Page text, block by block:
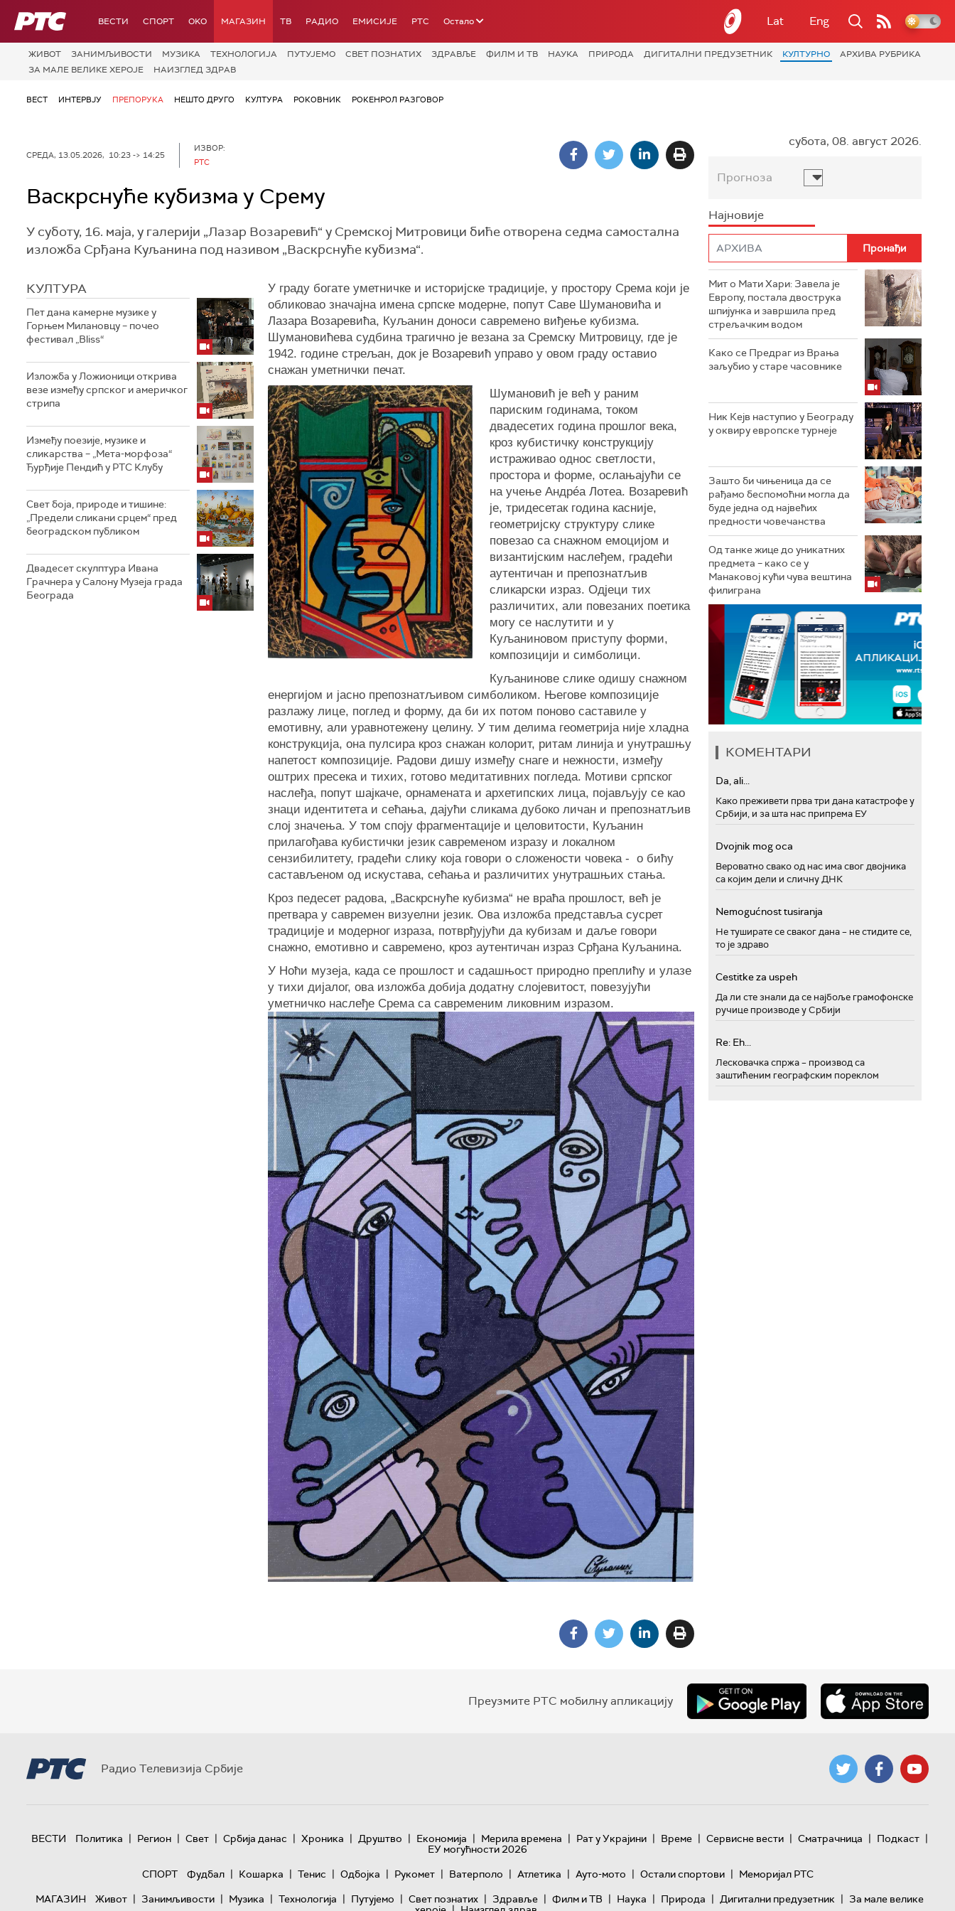
РТС ВЕСТИ СПОРТ OKO МАГАЗИН ТВ РАДИО ЕМИСИЈЕ РТС Остало Lat Eng
ЖИВОТ ЗАНИМЉИВОСТИ МУЗИКА ТЕХНОЛОГИЈA ПУТУЈЕМО СВЕТ ПОЗНАТИХ ЗДРАВЉЕ ФИЛМ И ТВ НАУКА ПРИРОДА ДИГИТАЛНИ ПРЕДУЗЕТНИК КУЛТУРНО
АРХИВА РУБРИКА
ЗА МАЛЕ ВЕЛИКЕ ХЕРОЈЕ
НАИЗГЛЕД ЗДРАВ
ВЕСТ ИНТЕРВЈУ ПРЕПОРУКА НЕШТО ДРУГО КУЛТУРА РОКОВНИК РОКЕНРОЛ РАЗГОВОР
СРЕДА, 13.05.2026, 10:23 -> 14:25
ИЗВОР:
РТС
Васкрснуће кубизма у Срему
У суботу, 16. маја, у галерији „Лазар Возаревић“ у Сремској Митровици биће отворена седма самостална
изложба Срђана Куљанина под називом „Васкрснуће кубизма“.
КУЛТУРА
Пет дана камерне музике у
Горњем Милановцу – почео
фестивал „Bliss“
Изложба у Ложионици открива
везе између српског и америчког
стрипа
Између поезије, музике и
сликарства – „Мета-морфоза“
Ђурђије Пендић у РТС Клубу
Свет боја, природе и тишине:
„Предели сликани срцем“ пред
београдском публиком
Двадесет скулптура Ивана
Грачнера у Салону Музеја града
Београда
У граду богате уметничке и историјске традиције, у простору Срема који је
обликовао значајна имена српске модерне, попут Саве Шумановића и
Лазара Возаревића, Куљанин доноси савремено виђење кубизма.
Шумановићева судбина трагично је везана за Сремску Митровицу, где је
1942. године стрељан, док је Возаревић управо у овом граду оставио
снажан уметнички печат.
Шумановић је већ у раним
париским годинама, током
двадесетих година прошлог века,
кроз кубистичку конструкцију
истраживао однос светлости,
простора и форме, ослањајући се
на учење Андрéа Лотеа. Возаревић
је, тридесетак година касније,
геометријску структуру слике
повезао са снажном емоцијом и
византијским наслеђем, градећи
аутентичан и препознатљив
сликарски израз. Одјеци тих
различитих, али повезаних поетика
могу се наслутити и у
Куљаниновом приступу форми,
композицији и симболици.
Куљанинове слике одишу снажном
енергијом и јасно препознатљивом симболиком. Његове композиције
разлажу лице, поглед и форму, да би их потом поново саставиле у
емотивну, али уравнотежену целину. У тим делима геометрија није хладна
конструкција, она пулсира кроз снажан колорит, ритам линија и унутрашњу
напетост композиције. Радови дишу између снаге и нежности, између
оштрих пресека и тихих, готово медитативних погледа. Мотиви српског
наслеђа, попут шајкаче, орнамената и архетипских лица, појављују се као
знаци идентитета и сећања, дајући сликама дубоко личан и препознатљив
слој значења. У том споју фрагментације и целовитости, Куљанин
прилагођава кубистички језик савременом изразу и локалном
сензибилитету, градећи слику која говори о сложености човека - о бићу
састављеном од искустава, сећања и различитих унутрашњих стања.
Кроз педесет радова, „Васкрснуће кубизма“ не враћа прошлост, већ је
претвара у савремен визуелни језик. Ова изложба представља сусрет
традиције и модерног израза, потврђујући да кубизам и даље говори
снажно, емотивно и савремено, кроз аутентичан израз Срђана Куљанина.
У Ноћи музеја, када се прошлост и садашњост природно преплићу и улазе
у тихи дијалог, ова изложба добија додатну слојевитост, повезујући
уметничко наслеђе Срема са савременим ликовним изразом.
субота, 08. август 2026.
Прогноза
Најновије
Мит о Мати Хари: Завела је
Европу, постала двострука
шпијунка и завршила пред
стрељачким водом
Како се Предраг из Врања
заљубио у старе часовнике
Ник Кејв наступио у Београду
у оквиру европске турнеје
Зашто би чињеница да се
рађамо беспомоћни могла да
буде једна од највећих
предности човечанства
Од танке жице до уникатних
предмета – како се у
Манаковој кући чува вештина
филиграна
КОМЕНТАРИ
Da, ali...
Како преживети прва три дана катастрофе у
Србији, и за шта нас припрема ЕУ
Dvojnik mog oca
Вероватно свако од нас има свог двојника
са којим дели и сличну ДНК
Nemogućnost tusiranja
Не туширате се сваког дана – не стидите се,
то је здраво
Cestitke za uspeh
Да ли сте знали да се најбоље грамофонске
ручице производе у Србији
Re: Eh...
Лесковачка спржа – производ са
заштићеним географским пореклом
Преузмите РТС мобилну апликацију
Радио Телевизија Србије
ВЕСТИ Политика | Регион | Свет | Србија данас | Хроника | Друштво | Економија | Мерила времена | Рат у Украјини | Време | Сервисне вести | Сматрачница | Подкаст |
ЕУ могућности 2026
СПОРТ
Фудбал | Кошарка | Тенис | Одбојка | Рукомет | Ватерполо | Атлетика | Ауто-мото | Остали спортови | Меморијал РТС
МАГАЗИН
Живот | Занимљивости | Музика | Технологијa | Путујемо | Свет познатих | Здравље | Филм и ТВ | Наука | Природа | Дигитални предузетник | За мале велике